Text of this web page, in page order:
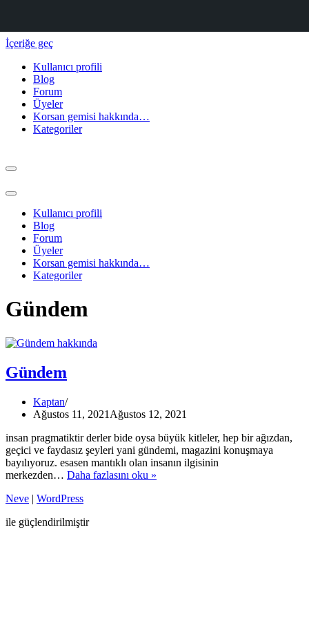
İçeriğe geç
Kullanıcı profili
Blog
Forum
Üyeler
Korsan gemisi hakkında…
Kategoriler
Dolaşım
Dolaşım
menüsüKullanıcı profili
Blog
Forum
Üyeler
Korsan gemisi hakkında…
Kategoriler
Gündem
Gündem
Kaptan
Ağustos 11, 2021 Ağustos 12, 2021
insan pragmatiktir derler bide oysa büyük kitleler, hep bir ağızdan,
geçici ve faydasız şeyleri yani gündemi, magazini konuşmaya
bayılıyoruz. esasen mantıklı olan insanın ilgisinin
merkezden… Daha fazlasını oku »
Neve | WordPress
ile güçlendirilmiştir